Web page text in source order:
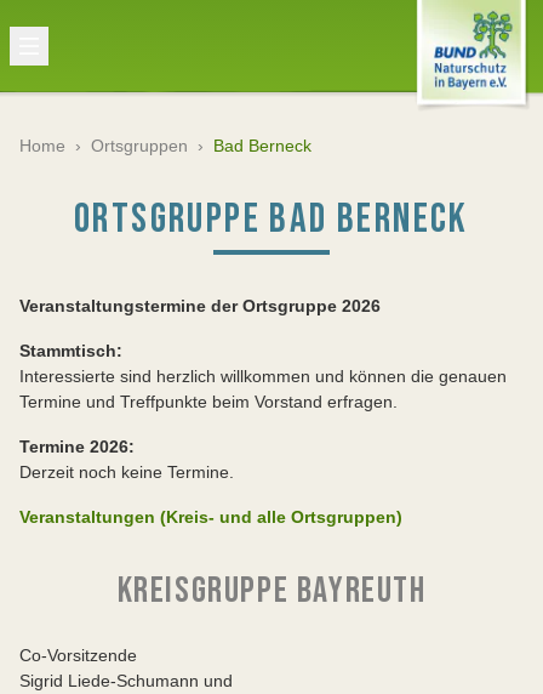
Home › Ortsgruppen › Bad Berneck
ORTSGRUPPE BAD BERNECK
Veranstaltungstermine der Ortsgruppe 2026
Stammtisch:
Interessierte sind herzlich willkommen und können die genauen
Termine und Treffpunkte beim Vorstand erfragen.
Termine 2026:
Derzeit noch keine Termine.
Veranstaltungen (Kreis- und alle Ortsgruppen)
KREISGRUPPE BAYREUTH
Co-Vorsitzende
Sigrid Liede-Schumann und